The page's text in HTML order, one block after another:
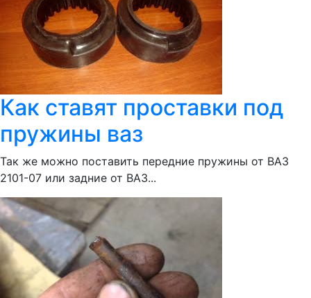
Как ставят проставки под
пружины ваз
Так же можно поставить передние пружины от ВАЗ
2101-07 или задние от ВАЗ...